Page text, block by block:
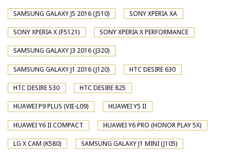
SAMSUNG GALAXY J5 2016 (J510) SONY XPERIA XA
SONY XPERIA X (F5121) SONY XPERIA X PERFORMANCE
SAMSUNG GALAXY J3 2016 (J320)
SAMSUNG GALAXY J1 2016 (J120) HTC DESIRE 630
HTC DESIRE 530 HTC DESIRE 825
HUAWEI P9 PLUS (VIE-L09) HUAWEI Y5 II
HUAWEI Y6 II COMPACT HUAWEI Y6 PRO (HONOR PLAY 5X)
LG X CAM (K580) SAMSUNG GALAXY J1 MINI (J105)